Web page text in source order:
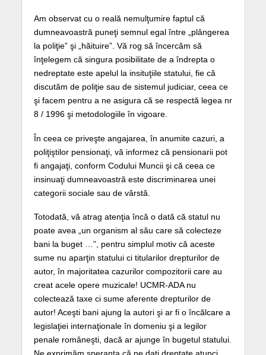
Am observat cu o reală nemulţumire faptul că
dumneavoastră puneţi semnul egal între „plângerea
la poliţie” şi „hăituire”. Vă rog să încercăm să
înţelegem că singura posibilitate de a îndrepta o
nedreptate este apelul la insituţiile statului, fie că
discutăm de poliţie sau de sistemul judiciar, ceea ce
şi facem pentru a ne asigura că se respectă legea nr
8 / 1996 şi metodologiile în vigoare.
În ceea ce priveşte angajarea, în anumite cazuri, a
poliţiştilor pensionaţi, vă informez că pensionarii pot
fi angajaţi, conform Codului Muncii şi că ceea ce
insinuaţi dumneavoastră este discriminarea unei
categorii sociale sau de vârstă.
Totodată, vă atrag atenţia încă o dată că statul nu
poate avea „un organism al său care să colecteze
bani la buget …”, pentru simplul motiv că aceste
sume nu aparţin statului ci titularilor drepturilor de
autor, în majoritatea cazurilor compozitorii care au
creat acele opere muzicale! UCMR-ADA nu
colectează taxe ci sume aferente drepturilor de
autor! Aceşti bani ajung la autori şi ar fi o încălcare a
legislaţiei internaţionale în domeniu şi a legilor
penale româneşti, dacă ar ajunge în bugetul statului.